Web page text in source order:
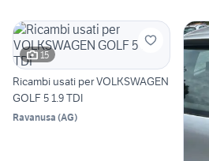
15
Ricambi usati per VOLKSWAGEN
GOLF 5 1.9 TDI
Ravanusa (AG)